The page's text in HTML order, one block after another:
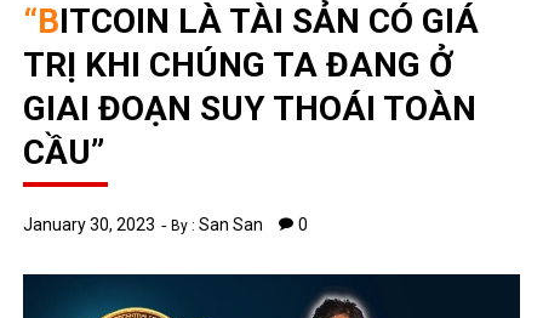
“BITCOIN LÀ TÀI SẢN CÓ GIÁ
TRỊ KHI CHÚNG TA ĐANG Ở
GIAI ĐOẠN SUY THOÁI TOÀN
CẦU”
January 30, 2023 By :San San 0